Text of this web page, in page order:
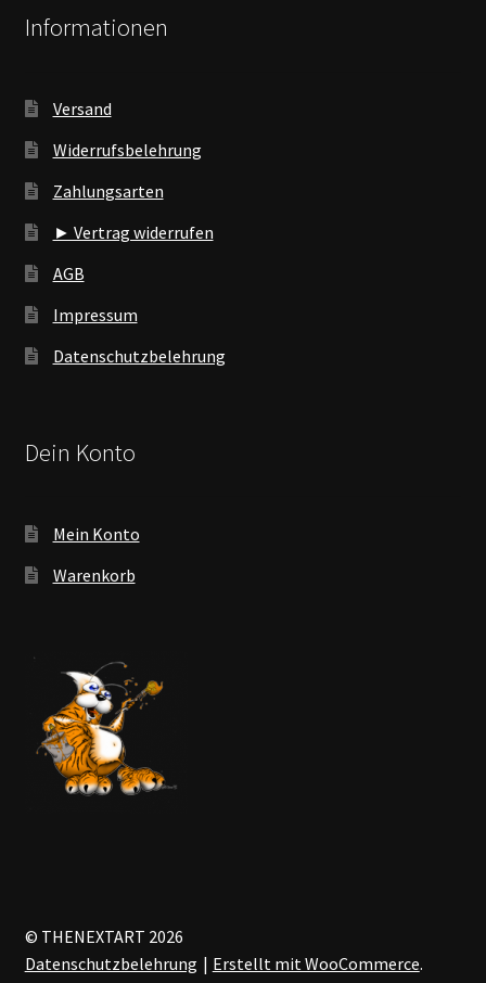
Informationen
Versand
Widerrufsbelehrung
Zahlungsarten
► Vertrag widerrufen
AGB
Impressum
Datenschutzbelehrung
Dein Konto
Mein Konto
Warenkorb
© THENEXTART 2026
Datenschutzbelehrung
Erstellt mit WooCommerce.